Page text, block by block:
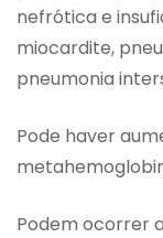
nefrótica e
miocardite,
pneumonia
Pode haver
Podem ocorrer